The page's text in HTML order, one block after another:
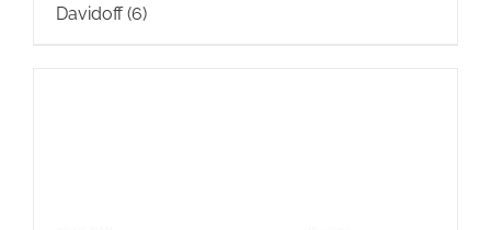
Davidoff(6)